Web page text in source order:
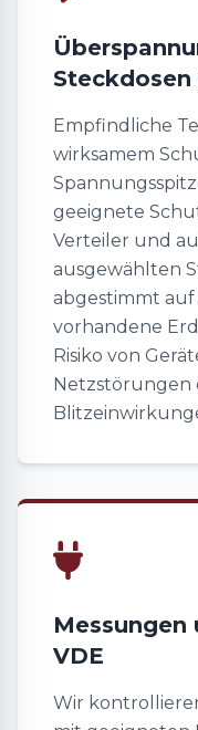
Empfindliche
wirksamem
geeignete
Verteiler und
ausgewählten
abgestimmt
vorhandene
Risiko von
Netzstörungen
Messungen
VDE
Wir